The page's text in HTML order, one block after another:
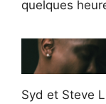
quelques
Syd et Steve